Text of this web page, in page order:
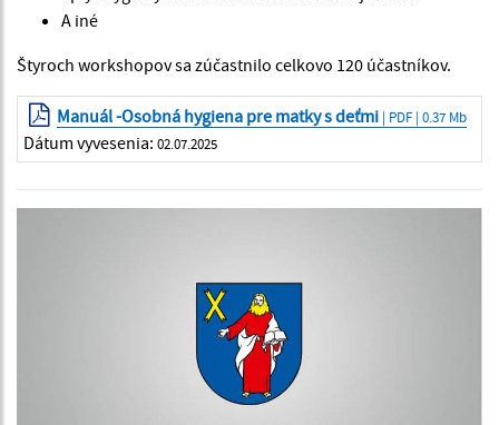
A iné
Štyroch workshopov sa zúčastnilo celkovo 120 účastníkov.
Manuál -Osobná hygiena pre matky s deťmi | PDF | 0.37 Mb
Dátum vyvesenia: 02.07.2025